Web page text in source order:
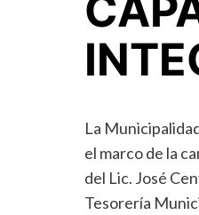
La
el marco de la
del Lic. José
Tesorería